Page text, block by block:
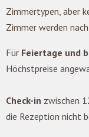
Zimmertypen, aber
Zimmer werden
Für Feiertage und
Höchstpreise
Check-in zwischen
die Rezeption nicht